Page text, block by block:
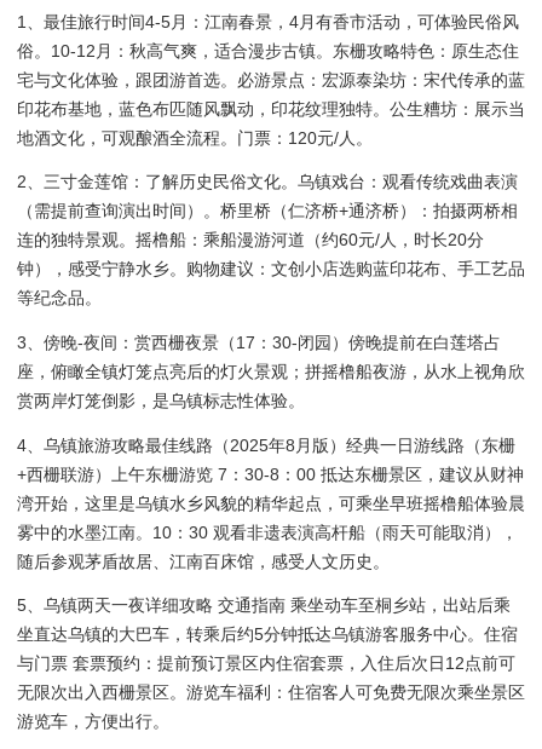
1、最佳旅行时间4-5月：江南春景，4月有香市活动，可体验民俗风
俗。10-12月：秋高气爽，适合漫步古镇。东栅攻略特色：原生态住
宅与文化体验，跟团游首选。必游景点：宏源泰染坊：宋代传承的蓝
印花布基地，蓝色布匹随风飘动，印花纹理独特。公生糟坊：展示当
地酒文化，可观酿酒全流程。门票：120元/人。
2、三寸金莲馆：了解历史民俗文化。乌镇戏台：观看传统戏曲表演
（需提前查询演出时间）。桥里桥（仁济桥+通济桥）：拍摄两桥相
连的独特景观。摇橹船：乘船漫游河道（约60元/人，时长20分
钟），感受宁静水乡。购物建议：文创小店选购蓝印花布、手工艺品
等纪念品。
3、傍晚-夜间：赏西栅夜景（17：30-闭园）傍晚提前在白莲塔占
座，俯瞰全镇灯笼点亮后的灯火景观；拼摇橹船夜游，从水上视角欣
赏两岸灯笼倒影，是乌镇标志性体验。
4、乌镇旅游攻略最佳线路（2025年8月版）经典一日游线路（东栅
+西栅联游）上午东栅游览 7：30-8：00 抵达东栅景区，建议从财神
湾开始，这里是乌镇水乡风貌的精华起点，可乘坐早班摇橹船体验晨
雾中的水墨江南。10：30 观看非遗表演高杆船（雨天可能取消），
随后参观茅盾故居、江南百床馆，感受人文历史。
5、乌镇两天一夜详细攻略 交通指南 乘坐动车至桐乡站，出站后乘
坐直达乌镇的大巴车，转乘后约5分钟抵达乌镇游客服务中心。住宿
与门票 套票预约：提前预订景区内住宿套票，入住后次日12点前可
无限次出入西栅景区。游览车福利：住宿客人可免费无限次乘坐景区
游览车，方便出行。